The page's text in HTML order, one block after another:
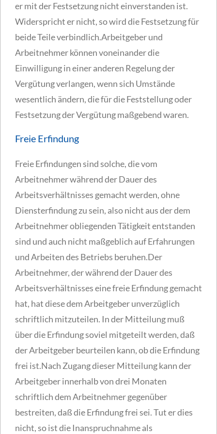
er mit der Festsetzung nicht einverstanden ist.
Widerspricht er nicht, so wird die Festsetzung für
beide Teile verbindlich.Arbeitgeber und
Arbeitnehmer können voneinander die
Einwilligung in einer anderen Regelung der
Vergütung verlangen, wenn sich Umstände
wesentlich ändern, die für die Feststellung oder
Festsetzung der Vergütung maßgebend waren.
Freie Erfindung
Freie Erfindungen sind solche, die vom
Arbeitnehmer während der Dauer des
Arbeitsverhältnisses gemacht werden, ohne
Diensterfindung zu sein, also nicht aus der dem
Arbeitnehmer obliegenden Tätigkeit entstanden
sind und auch nicht maßgeblich auf Erfahrungen
und Arbeiten des Betriebs beruhen.Der
Arbeitnehmer, der während der Dauer des
Arbeitsverhältnisses eine freie Erfindung gemacht
hat, hat diese dem Arbeitgeber unverzüglich
schriftlich mitzuteilen. In der Mitteilung muß
über die Erfindung soviel mitgeteilt werden, daß
der Arbeitgeber beurteilen kann, ob die Erfindung
frei ist.Nach Zugang dieser Mitteilung kann der
Arbeitgeber innerhalb von drei Monaten
schriftlich dem Arbeitnehmer gegenüber
bestreiten, daß die Erfindung frei sei. Tut er dies
nicht, so ist die Inanspruchnahme als